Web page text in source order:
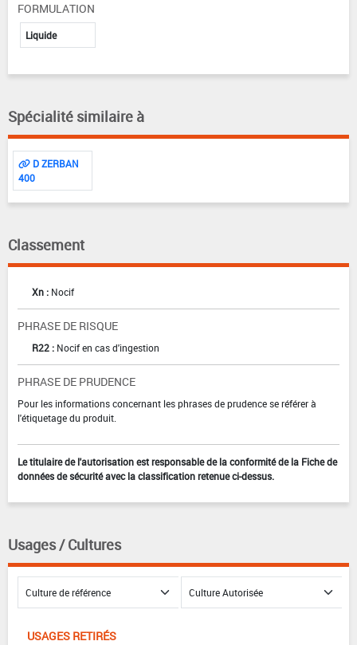
FORMULATION
Liquide
Spécialité similaire à
D ZERBAN
400
Classement
Xn : Nocif
PHRASE DE RISQUE
R22 : Nocif en cas d'ingestion
PHRASE DE PRUDENCE
Pour les informations concernant les phrases de prudence se référer à
l'étiquetage du produit.
Le titulaire de l'autorisation est responsable de la conformité de la Fiche de
données de sécurité avec la classification retenue ci-dessus.
Usages / Cultures
USAGES RETIRÉS